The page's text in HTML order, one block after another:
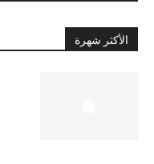
الأكثر شهرة